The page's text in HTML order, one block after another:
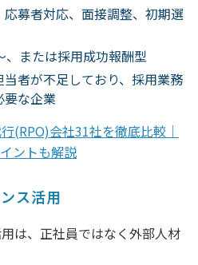
応募者対応、面接調整、初期選
、または採用成功報酬型
当者が不足しており、採用業務
要な企業
(RPO)会社31社を徹底比較｜
ントも解説
ス活用
は、正社員ではなく外部人材